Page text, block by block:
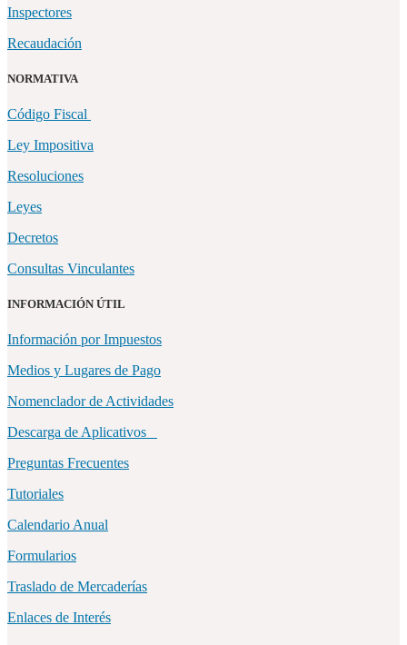
Inspectores
Recaudación
NORMATIVA
Código Fiscal
Ley Impositiva
Resoluciones
Leyes
Decretos
Consultas Vinculantes
INFORMACIÓN ÚTIL
Información por Impuestos
Medios y Lugares de Pago
Nomenclador de Actividades
Descarga de Aplicativos
Preguntas Frecuentes
Tutoriales
Calendario Anual
Formularios
Traslado de Mercaderías
Enlaces de Interés